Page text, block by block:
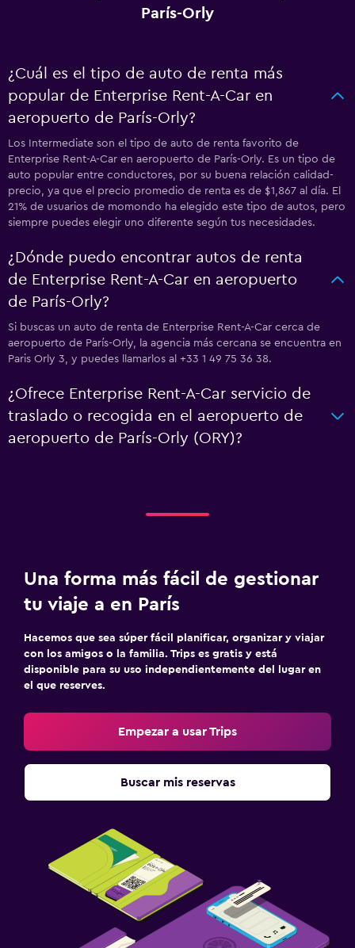
París-Orly
¿Cuál es el tipo de auto de renta más
popular de Enterprise Rent-A-Car en
aeropuerto de París-Orly?
Los Intermediate son el tipo de auto de renta favorito de
Enterprise Rent-A-Car en aeropuerto de París-Orly. Es un tipo de
auto popular entre conductores, por su buena relación calidad-
precio, ya que el precio promedio de renta es de $1,867 al día. El
21% de usuarios de momondo ha elegido este tipo de autos, pero
siempre puedes elegir uno diferente según tus necesidades.
¿Dónde puedo encontrar autos de renta
de Enterprise Rent-A-Car en aeropuerto
de París-Orly?
Si buscas un auto de renta de Enterprise Rent-A-Car cerca de
aeropuerto de París-Orly, la agencia más cercana se encuentra en
Paris Orly 3, y puedes llamarlos al +33 1 49 75 36 38.
¿Ofrece Enterprise Rent-A-Car servicio de
traslado o recogida en el aeropuerto de
aeropuerto de París-Orly (ORY)?
Una forma más fácil de gestionar
tu viaje a en París
Hacemos que sea súper fácil planificar, organizar y viajar
con los amigos o la familia. Trips es gratis y está
disponible para su uso independientemente del lugar en
el que reserves.
Empezar a usar Trips
Buscar mis reservas